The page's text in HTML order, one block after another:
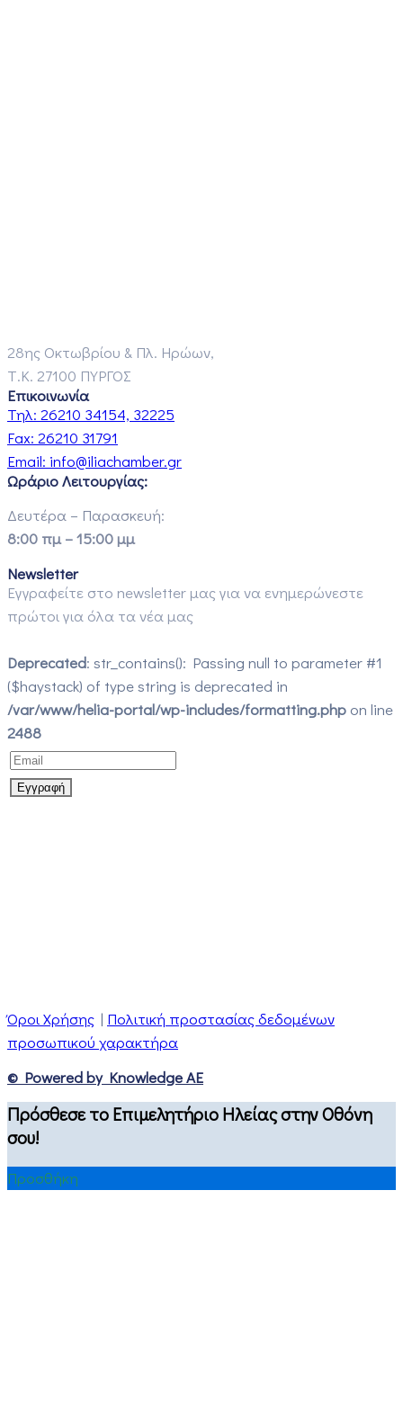
28ης Οκτωβρίου & Πλ. Ηρώων,
Τ.Κ. 27100 ΠΥΡΓΟΣ
Επικοινωνία
Τηλ: 26210 34154, 32225
Fax: 26210 31791
Email: info@iliachamber.gr
Ωράριο Λειτουργίας:
Δευτέρα – Παρασκευή:
8:00 πμ – 15:00 μμ
Newsletter
Εγγραφείτε στο newsletter μας για να ενημερώνεστε
πρώτοι για όλα τα νέα μας
Deprecated: str_contains(): Passing null to parameter #1
($haystack) of type string is deprecated in
/var/www/helia-portal/wp-includes/formatting.php on line
2488
Όροι Χρήσης | Πολιτική προστασίας δεδομένων
προσωπικού χαρακτήρα
© Powered by Knowledge AE
Πρόσθεσε το Επιμελητήριο Ηλείας στην Οθόνη
σου!
Προσθήκη